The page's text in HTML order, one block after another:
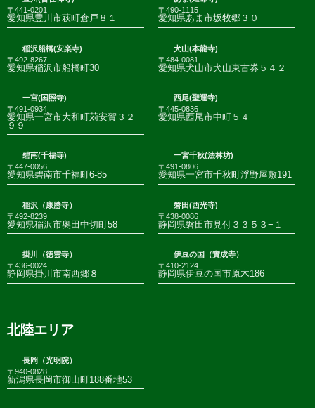
〒441-0201
愛知県豊川市萩町倉戸８１
〒490-1115
愛知県あま市坂牧郷３０
稲沢船橋(安楽寺)
〒492-8267
愛知県稲沢市船橋町30
犬山(本龍寺)
〒484-0081
愛知県犬山市犬山東古券５４２
一宮(国照寺)
〒491-0934
愛知県一宮市大和町苅安賀３２
９９
西尾(聖運寺)
〒445-0836
愛知県西尾市中町５４
碧南(千福寺)
〒447-0056
愛知県碧南市千福町6-85
一宮千秋(法林坊)
〒491-0806
愛知県一宮市千秋町浮野屋敷191
稲沢（康勝寺）
〒492-8239
愛知県稲沢市奥田中切町58
磐田(西光寺)
〒438-0086
静岡県磐田市見付３３５３−１
掛川（徳雲寺）
〒436-0024
静岡県掛川市南西郷８
伊豆の国（實成寺）
〒410-2124
静岡県伊豆の国市原木186
北陸エリア
長岡（光明院）
〒940-0828
新潟県長岡市御山町188番地53